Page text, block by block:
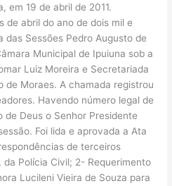
em 19 de abril de 2011.
de abril do ano de dois mil e
das Sessões Pedro Augusto de
Municipal de Ipuiuna sob a
Luiz Moreira e Secretariada
de Moraes. A chamada registrou
Havendo número legal de
de Deus o Senhor Presidente
Foi lida e aprovada a Ata
de terceiros
da Polícia Civil; 2- Requerimento
Lucileni Vieira de Souza para